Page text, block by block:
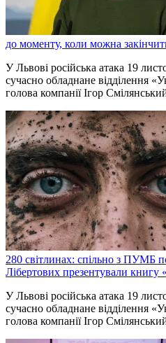
до моменту, коли можна
У Львові російська атака 19
сучасно обладнане відділення
голова компанії Ігор
280 світлинах: спільно з ПУМБ
Лібертових презентували книгу
У Львові російська атака 19
сучасно обладнане відділення
голова компанії Ігор